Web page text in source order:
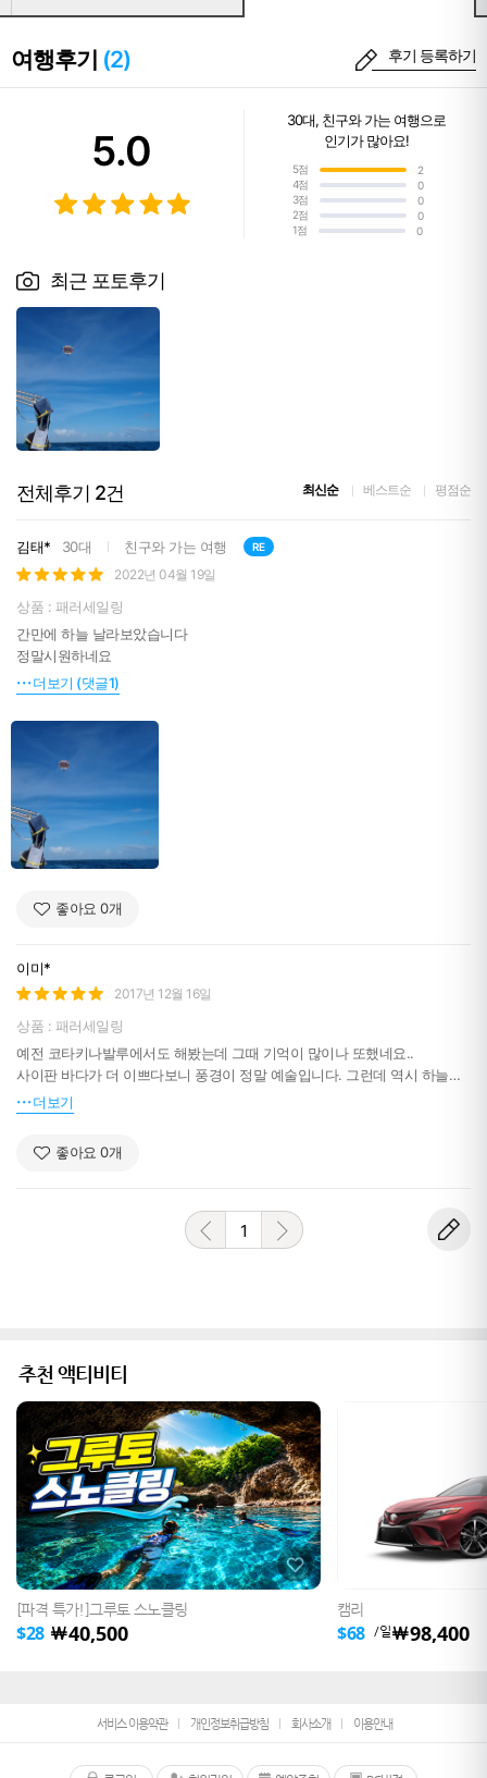
여행후기 (2) 후기 등록하기
5.0
30대, 친구와 가는 여행으로
인기가 많아요!
5점
2
4점
0
3점
0
2점
0
1점
0
최근 포토후기
전체후기 2건 최신순 베스트순 평점순
김태* 30대 친구와 가는 여행 RE
2022년 04월 19일
상품 : 패러세일링
간만에 하늘 날라보았습니다
정말시원하네요
더보기 (댓글1)
좋아요 0개
이미*
2017년 12월 16일
상품 : 패러세일링
예전 코타키나발루에서도 해봤는데 그때 기억이 많이나 또했네요..
사이판 바다가 더 이쁘다보니 풍경이 정말 예술입니다. 그런데 역시 하늘을
나르니
약간 무섭긴 하네요 ㅋㅋ
더보기
좋아요 0개
1
추천 액티비티
[파격 특가!]그루토 스노클링
$28 ￦40,500
캠리
$68 ￦98,400
/일
서비스 이용약관 개인정보취급방침 회사소개 이용안내